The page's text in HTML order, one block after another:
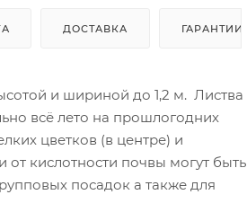
ДОСТАВКА ГАРАНТИИ
и шириной до 1,2 м. Листва
всё лето на прошлогодних
цветков (в центре) и
кислотности почвы могут быть
посадок а также для